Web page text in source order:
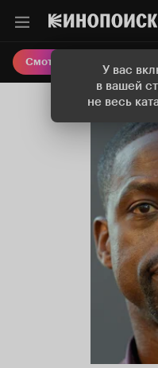
У вас
в вашей
не весь
Смотреть кино